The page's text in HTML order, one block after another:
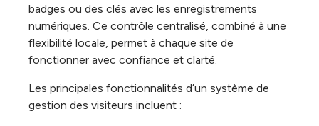
badges ou des clés avec les enregistrements
numériques. Ce contrôle centralisé, combiné à une
flexibilité locale, permet à chaque site de
fonctionner avec confiance et clarté.
Les principales fonctionnalités d’un système de
gestion des visiteurs incluent :